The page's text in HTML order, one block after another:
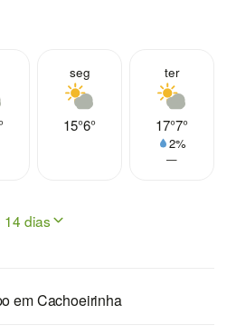
seg
15°6°
ter
17°7°
2%
—
14 dias
em Cachoeirinha